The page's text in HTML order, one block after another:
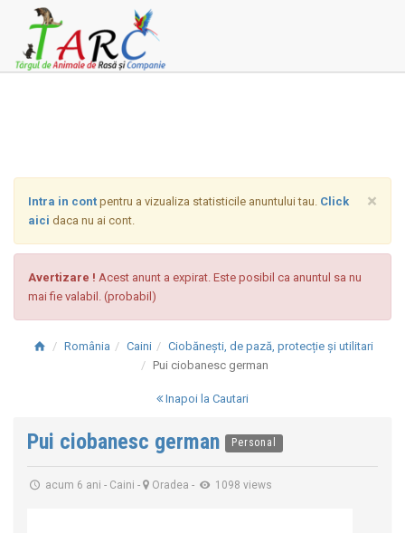
×
Intra in cont pentru a vizualiza statisticile anuntului tau. Click
aici daca nu ai cont.
Avertizare ! Acest anunt a expirat. Este posibil ca anuntul sa nu
mai fie valabil. (probabil)
România Caini
Ciobănești, de pază, protecție și utilitari
Pui ciobanesc german
Inapoi la Cautari
Pui ciobanesc german Personal
acum 6 ani - Caini - Oradea - 1098 views